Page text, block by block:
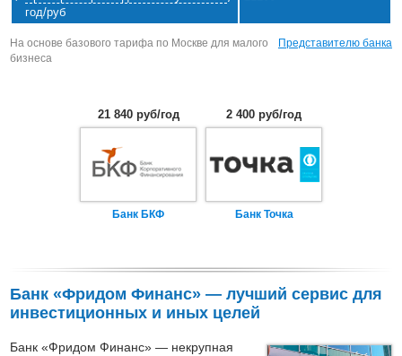
год/руб
На основе базового тарифа по Москве для малого
бизнеса
Представителю банка
21 840 руб/год
Банк БКФ
2 400 руб/год
Банк Точка
Банк «Фридом Финанс» — лучший сервис для
инвестиционных и иных целей
Банк «Фридом Финанс» — некрупная